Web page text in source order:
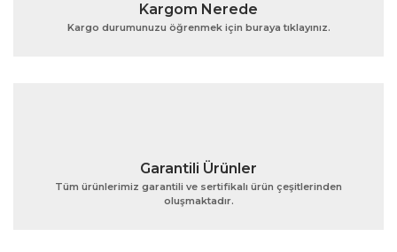
Ürün açıklamasında eksik bilgiler bulunuyor.
Gönder
Kargom Nerede
Kargo durumunuzu öğrenmek için buraya tıklayınız.
Garantili Ürünler
Tüm ürünlerimiz garantili ve sertifikalı ürün çeşitlerinden
oluşmaktadır.